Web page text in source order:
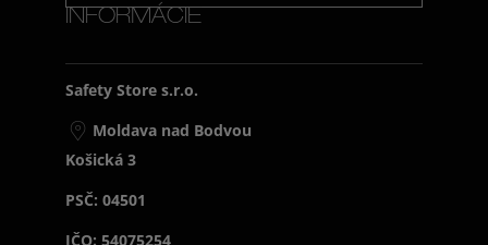
INFORMÁCIE
Safety Store s.r.o.
Moldava nad Bodvou
Košická 3
PSČ: 04501
IČO: 54075254